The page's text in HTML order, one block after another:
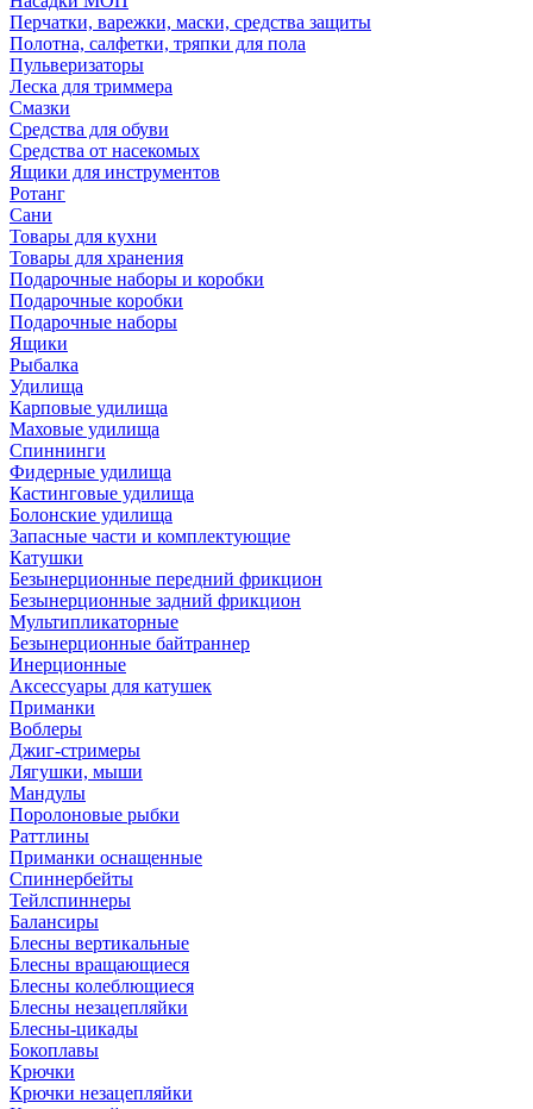
Перчатки, варежки, маски, средства защиты
Полотна, салфетки, тряпки для пола
Пульверизаторы
Леска для триммера
Смазки
Средства для обуви
Средства от насекомых
Ящики для инструментов
Ротанг
Сани
Товары для кухни
Товары для хранения
Подарочные наборы и коробки
Подарочные коробки
Подарочные наборы
Ящики
Рыбалка
Удилища
Карповые удилища
Маховые удилища
Спиннинги
Фидерные удилища
Кастинговые удилища
Болонские удилища
Запасные части и комплектующие
Катушки
Безынерционные передний фрикцион
Безынерционные задний фрикцион
Мультипликаторные
Безынерционные байтраннер
Инерционные
Аксессуары для катушек
Приманки
Воблеры
Джиг-стримеры
Лягушки, мыши
Мандулы
Поролоновые рыбки
Раттлины
Приманки оснащенные
Спиннербейты
Тейлспиннеры
Балансиры
Блесны вертикальные
Блесны вращающиеся
Блесны колеблющиеся
Блесны незацепляйки
Блесны-цикады
Бокоплавы
Крючки
Крючки незацепляйки